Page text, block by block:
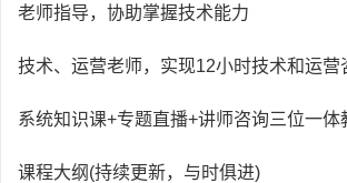
老师指导，协助掌握技术能力
技术、运营老师，实现12小时技术和运营
系统知识课+专题直播+讲师咨询三位一体
课程大纲(持续更新，与时俱进)